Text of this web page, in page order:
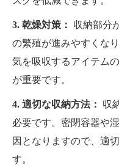
3. 乾燥対策：
収納部分
の繁殖が進みやすくな
気を吸収するアイテム
が重要です。
4. 適切な収納方法：
収
必要です。密閉容器や
因となりますので、適
す。